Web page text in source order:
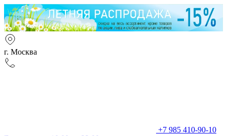
г. Москва
+7 985 410-90-10